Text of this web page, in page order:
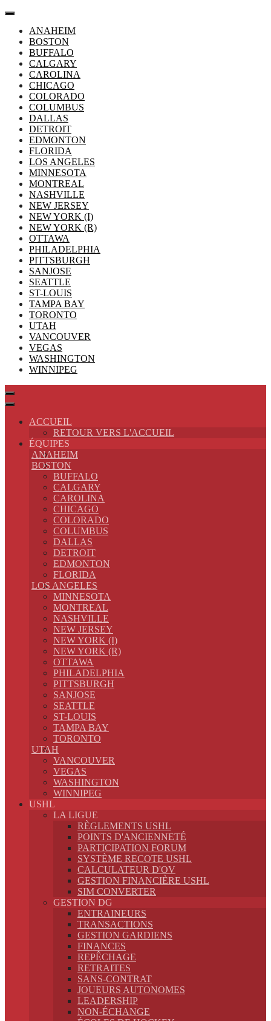
Aller
contenuANAHEIM
BOSTON
BUFFALO
CALGARY
CAROLINA
CHICAGO
COLORADO
COLUMBUS
DALLAS
DETROIT
EDMONTON
FLORIDA
LOS ANGELES
MINNESOTA
MONTREAL
NASHVILLE
NEW JERSEY
NEW YORK (I)
NEW YORK (R)
OTTAWA
PHILADELPHIA
PITTSBURGH
SANJOSE
SEATTLE
ST-LOUIS
TAMPA BAY
TORONTO
UTAH
VANCOUVER
VEGAS
WASHINGTON
WINNIPEG
ACCUEIL
RETOUR VERS L'ACCUEIL
ÉQUIPES
ANAHEIM
BOSTON
BUFFALO
CALGARY
CAROLINA
CHICAGO
COLORADO
COLUMBUS
DALLAS
DETROIT
EDMONTON
FLORIDA
LOS ANGELES
MINNESOTA
MONTREAL
NASHVILLE
NEW JERSEY
NEW YORK (I)
NEW YORK (R)
OTTAWA
PHILADELPHIA
PITTSBURGH
SANJOSE
SEATTLE
ST-LOUIS
TAMPA BAY
TORONTO
UTAH
VANCOUVER
VEGAS
WASHINGTON
WINNIPEG
USHL
LA LIGUE
RÈGLEMENTS USHL
POINTS D'ANCIENNETÉ
PARTICIPATION FORUM
SYSTÈME RECOTE USHL
CALCULATEUR D'OV
GESTION FINANCIÈRE USHL
SIM CONVERTER
GESTION DG
ENTRAINEURS
TRANSACTIONS
GESTION GARDIENS
FINANCES
REPÊCHAGE
RETRAITES
SANS-CONTRAT
JOUEURS AUTONOMES
LEADERSHIP
NON-ÉCHANGE